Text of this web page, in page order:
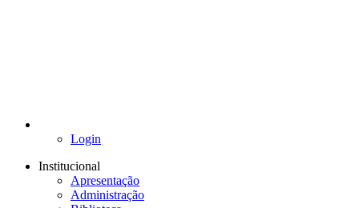
Login
Institucional
Apresentação
Administração